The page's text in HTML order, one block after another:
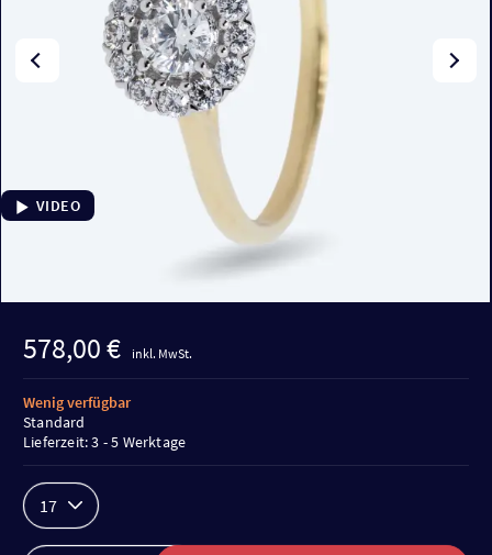
VIDEO
578,00 € inkl. MwSt.
17
Wenig verfügbar
Standard
Lieferzeit: 3 - 5 Werktage